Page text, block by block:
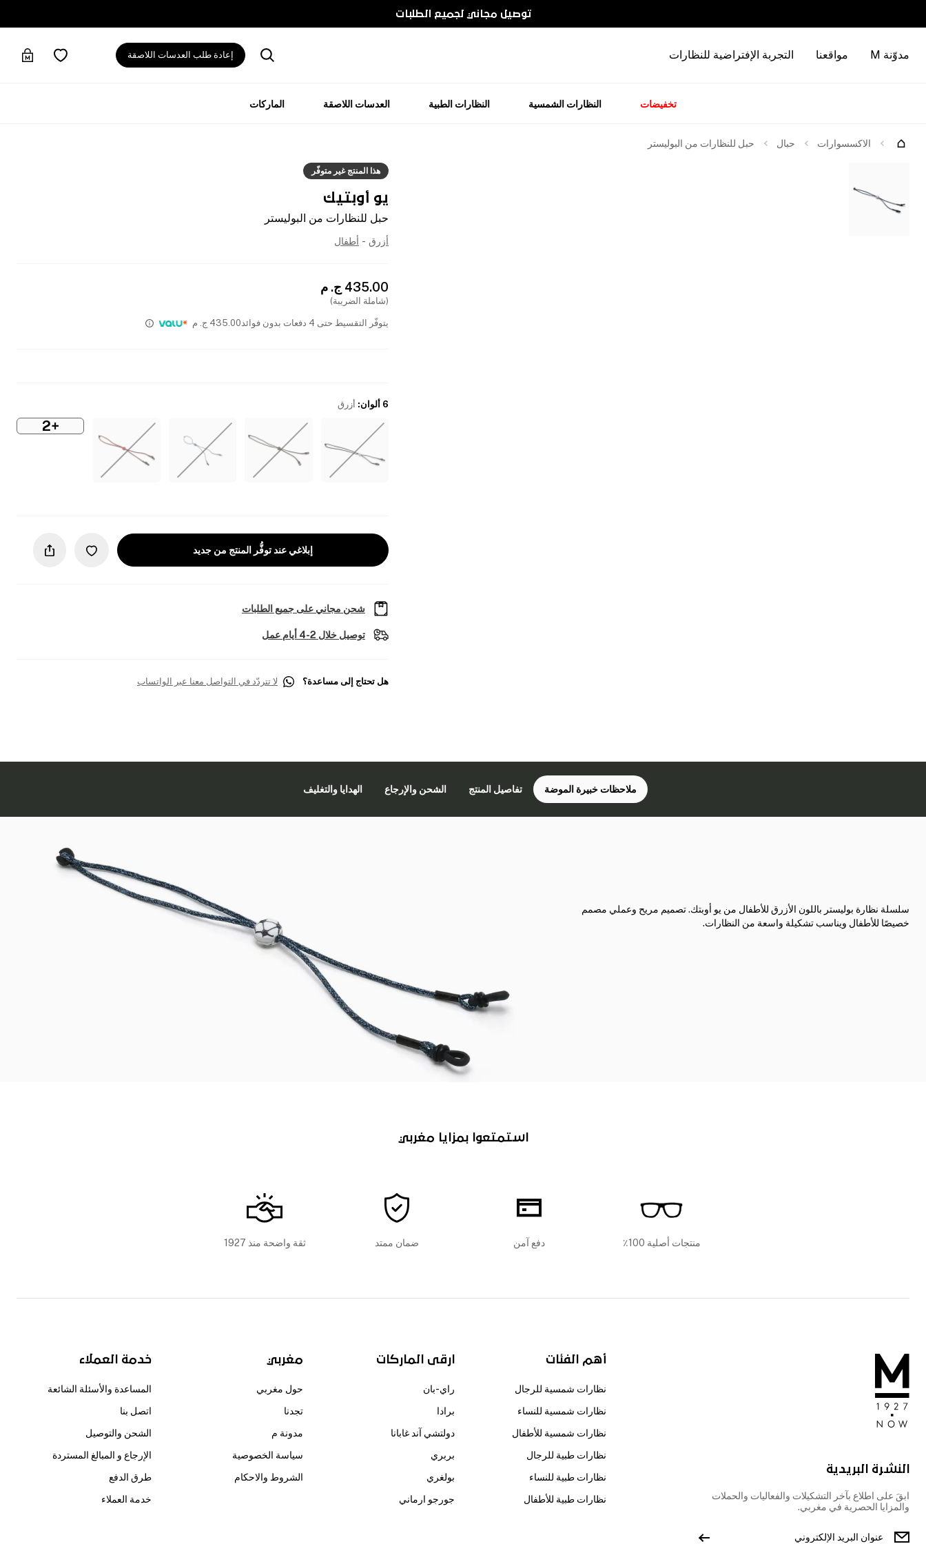
توصيل مجاني لجميع الطلبات
مدوّنة M مواقعنا التجربة الإفتراضية للنظارات إعادة طلب العدسات اللاصقة
تخفيضات النظارات الشمسية النظارات الطبية العدسات اللاصقة الماركات
الاكسسوارات حبال حبل للنظارات من البوليستر
هذا المنتج غير متوفّر
يو أوبتيك
حبل للنظارات من البوليستر
أزرق - أطفال
435.00 ج. م
(شاملة الضريبة)
يتوفّر التقسيط حتى 4 دفعات بدون فوائد 435.00 ج. م
6 ألوان : أزرق
+2
إبلاغي عند توفُّر المنتج من جديد
شحن مجاني على جميع الطلبات
توصيل خلال 2-4 أيام عمل
هل تحتاج إلى مساعدة؟ لا تتردّد في التواصل معنا عبر الواتساب
ملاحظات خبيرة الموضة تفاصيل المنتج الشحن والإرجاع الهدايا والتغليف
سلسلة نظارة بوليستر باللون الأزرق للأطفال من يو أوبتك. تصميم مريح وعملي مصمم
خصيصًا للأطفال ويناسب تشكيلة واسعة من النظارات.
استمتعوا بمزايا مغربي
منتجات أصلية 100٪ دفع آمن ضمان ممتد ثقة واضحة منذ 1927
النشرة البريدية
ابقَ على اطلاع بآخر التشكيلات والفعاليات والحملات
والمزايا الحصرية في مغربي.
أهم الفئات
نظارات شمسية للرجال
نظارات شمسية للنساء
نظارات شمسية للأطفال
نظارات طبية للرجال
نظارات طبية للنساء
نظارات طبية للأطفال
ارقى الماركات
راي-بان
برادا
دولتشي آند غابانا
بربري
بولغري
جورجو ارماني
مغربي
حول مغربي
تجدنا
مدونة م
سياسة الخصوصية
الشروط والاحكام
خدمة العملاء
المساعدة والأسئلة الشائعة
اتصل بنا
الشحن والتوصيل
الإرجاع و المبالغ المستردة
طرق الدفع
خدمة العملاء